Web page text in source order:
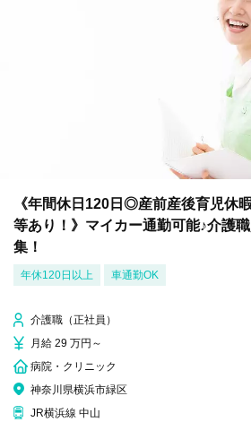
《年間休日120日◎産前産後育児休
等あり！》マイカー通勤可能♪介護
集！
年休120日以上 車通勤OK
介護職（正社員）
月給 29 万円～
病院・クリニック
神奈川県横浜市緑区
JR横浜線 中山